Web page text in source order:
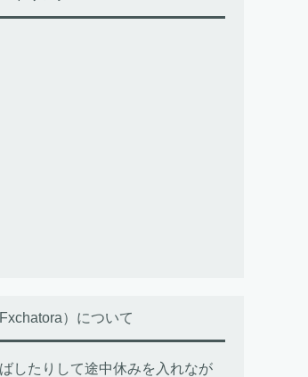
）について
したりして途中休みを入れなが